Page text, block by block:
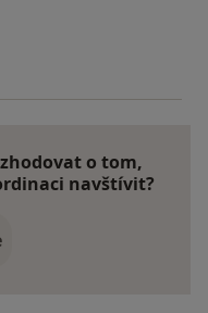
o tom,
navštívit?